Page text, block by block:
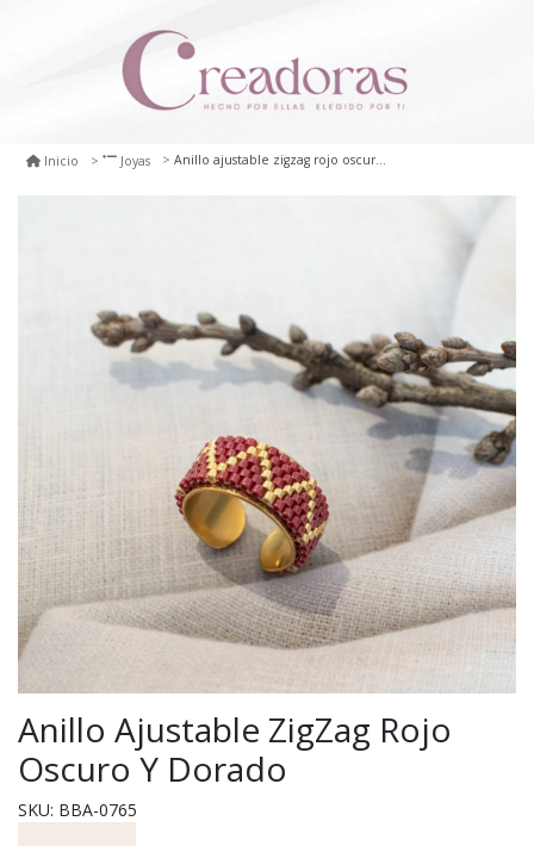
Inicio Joyas Anillo ajustable zigzag rojo oscuro y dorado
Anillo Ajustable ZigZag Rojo
Oscuro Y Dorado
SKU: BBA-0765